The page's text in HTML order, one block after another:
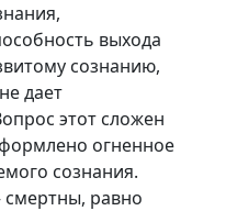
выхода
сознанию,
дает
этот сложен
огненное
сознания.
равно